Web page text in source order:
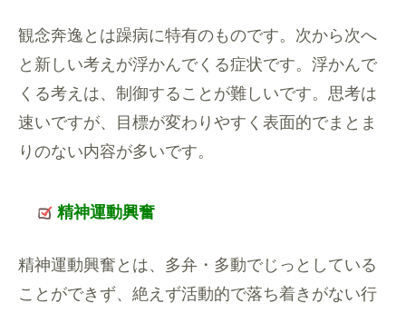
観念奔逸とは躁病に特有のものです。次から次へ
と新しい考えが浮かんでくる症状です。浮かんで
くる考えは、制御することが難しいです。思考は
速いですが、目標が変わりやすく表面的でまとま
りのない内容が多いです。
精神運動興奮
精神運動興奮とは、多弁・多動でじっとしている
ことができず、絶えず活動的で落ち着きがない行